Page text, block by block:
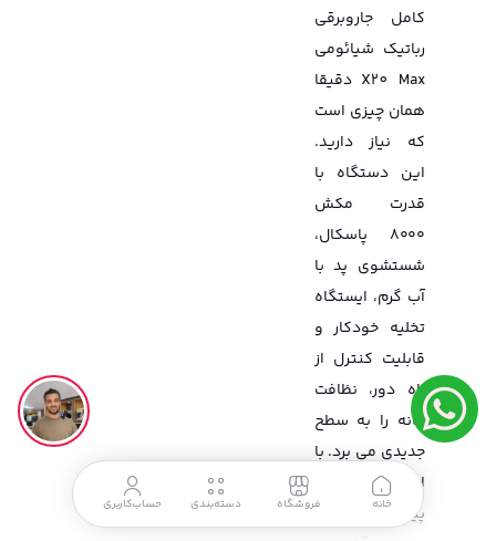
کامل جاروبرقی
رباتیک شیائومی
X20 Max دقیقا
همان چیزی است
که نیاز دارید.
این دستگاه با
قدرت مکش
۸۰۰۰ پاسکال،
شستشوی پد با
آب گرم، ایستگاه
تخلیه خودکار و
قابلیت کنترل از
راه دور، نظافت
خانه را به سطح
جدیدی می برد. با
این جارو رباتیک
پیشرفته، نه تنها
خانه فروشگاه دسته‌بندی حساب‌کاربری